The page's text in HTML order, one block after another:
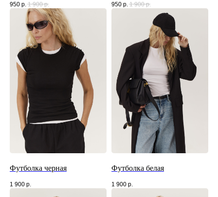
950 р. 1 900 р. 950 р. 1 900 р.
Футболка черная
1 900 р.
Футболка белая
1 900 р.